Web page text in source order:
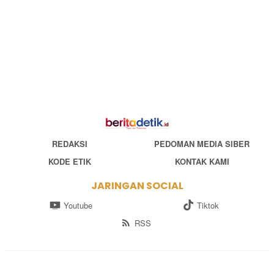
REDAKSI
PEDOMAN MEDIA SIBER
KODE ETIK
KONTAK KAMI
JARINGAN SOCIAL
Youtube
Tiktok
RSS